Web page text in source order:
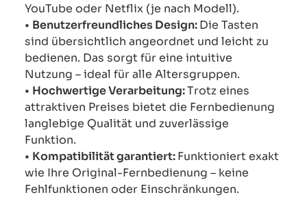
YouTube oder Netflix (je nach Modell).
• Benutzerfreundliches Design:Die Tasten
sind übersichtlich angeordnet und leicht zu
bedienen. Das sorgt für eine intuitive
Nutzung – ideal für alle Altersgruppen.
• Hochwertige Verarbeitung:Trotz eines
attraktiven Preises bietet die Fernbedienung
langlebige Qualität und zuverlässige
Funktion.
• Kompatibilität garantiert:Funktioniert exakt
wie Ihre Original-Fernbedienung – keine
Fehlfunktionen oder Einschränkungen.